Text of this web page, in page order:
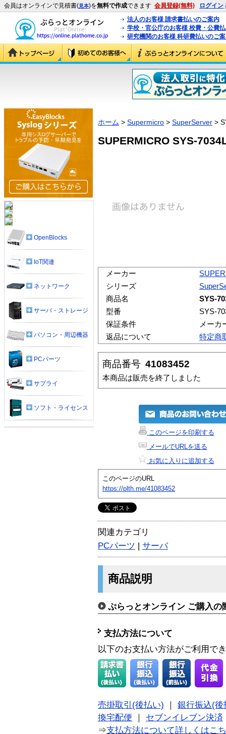
会員はオンラインで見積書(見本)を無料で作成できます 会員登録(無料) ログイン
法人のお客様 請求書払いのご案内
学校・官公庁のお客様 校費・公費
研究機関のお客様 科研費払いのご
ホーム > Supermicro > SuperServer >
SUPERMICRO SYS-
メーカー
シリーズ
商品名
SYS-
型番
SYS-
保証条件
メーカ
返品について
特定商
商品番号 41083452
本商品は販売を終了しました
このページを印刷する
メールでURLを送る
お気に入りに追加する
このページのURL
https://plth.me/41083452
関連カテゴリ
PCパーツ | サーバ
商品説明
ぷらっとオンライン ご購入の
支払方法について
以下のお支払い方法がご利用で
売掛取引(後払い)
銀行振込(後
換宅配便
セブンイレブン決済
⇒支払方法について詳しくはこ
OpenBlocks
IoT関連
ネットワーク
サーバ・ストレージ
パソコン・周辺機器
PCパーツ
サプライ
ソフト・ライセンス